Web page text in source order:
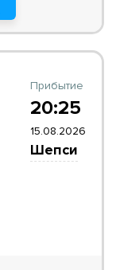
Прибытие
20:25
15.08.2026
Шепси